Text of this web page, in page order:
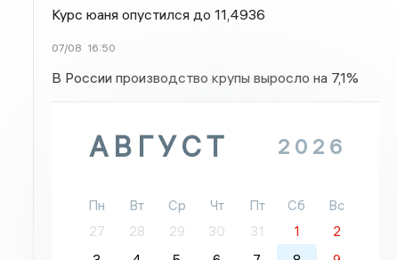
Курс юаня опустился до 11,4936
07/08 16:50
В России производство крупы выросло на 7,1%
АВГУСТ 2026
Пн Вт Ср Чт Пт Сб
Вс
27
28 29 30 31 1
2